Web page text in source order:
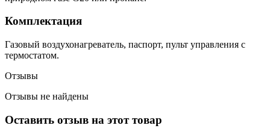
Комплектация
Газовый воздухонагреватель, паспорт, пульт управления с
термостатом.
Отзывы
Отзывы не найдены
Оставить отзыв на этот товар